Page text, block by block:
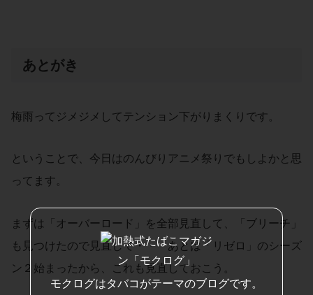
あとがき
梅雨ってジメジメしてテンション下がりまくりです。
ということで、今日はのんびりアニメ祭りでもしよかと思
ってます。
まずは「オーバーロード」を全部見直して、「ブリーチ」
も見つけたので見直して・・・あとは「リゼロ」のシーズ
ン２始まったから、これも見直しておこう。
モクログはタバコがテーマのブログです。